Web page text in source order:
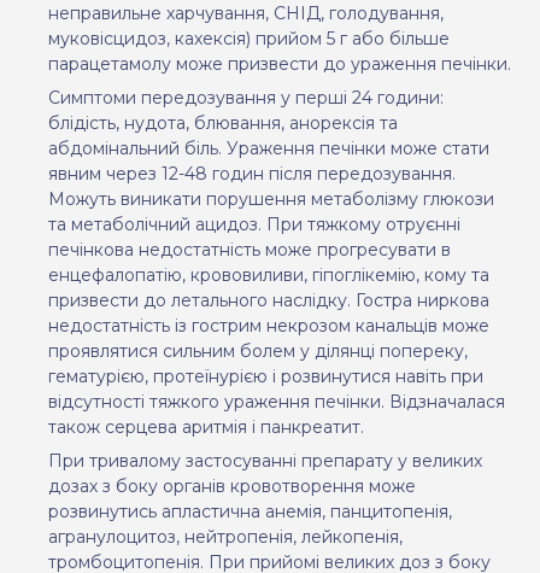
неправильне харчування, СНІД, голодування,
муковісцидоз, кахексія) прийом 5 г або більше
парацетамолу може призвести до ураження печінки.
Симптоми передозування у перші 24 години:
блідість, нудота, блювання, анорексія та
абдомінальний біль. Ураження печінки може стати
явним через 12-48 годин після передозування.
Можуть виникати порушення метаболізму глюкози
та метаболічний ацидоз. При тяжкому отруєнні
печінкова недостатність може прогресувати в
енцефалопатію, крововиливи, гіпоглікемію, кому та
призвести до летального наслідку. Гостра ниркова
недостатність із гострим некрозом канальців може
проявлятися сильним болем у ділянці попереку,
гематурією, протеїнурією і розвинутися навіть при
відсутності тяжкого ураження печінки. Відзначалася
також серцева аритмія і панкреатит.
При тривалому застосуванні препарату у великих
дозах з боку органів кровотворення може
розвинутись апластична анемія, панцитопенія,
агранулоцитоз, нейтропенія, лейкопенія,
тромбоцитопенія. При прийомі великих доз з боку